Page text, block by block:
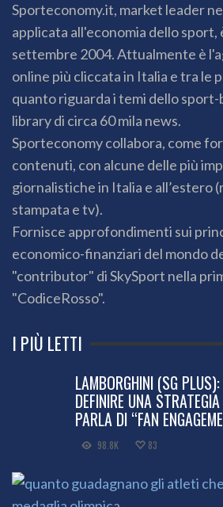
Sporteconomy.it, market leader
applicata all'economia dello sport,
settembre 2004. Attualmente è
online più cliccata in Italia e tra le
quanto riguarda i temi dello sport-
library di circa 60 mila news.
Sporteconomy collabora, come
contenuti, con alcune delle più
giornalistiche in Italia e all’estero
stampata e tv).
Fornisce approfondimenti sui
economico-finanziari del mondo
"contributor" di SkySport nella
"CodiceRosso".
I PIÙ LETTI
LAMBORGHINI (SG
DEFINIRE UNA
PARLA DI “FAN
98.8K 83